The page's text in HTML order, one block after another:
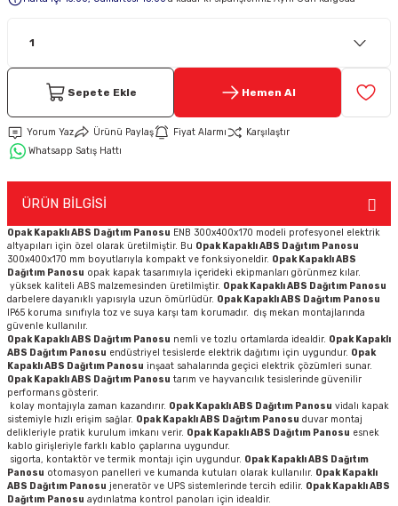
Hırsız Alarm Aksesuarlar
Sepete Ekle Hemen Al
Yorum Yaz Ürünü Paylaş Fiyat Alarmı
Karşılaştır
Whatsapp Satış Hattı
ÜRÜN BİLGİSİ
Opak Kapaklı ABS Dağıtım Panosu ENB 300x400x170 modeli profesyonel elektrik
altyapıları için özel olarak üretilmiştir. Bu Opak Kapaklı ABS Dağıtım Panosu
300x400x170 mm boyutlarıyla kompakt ve fonksiyoneldir. Opak Kapaklı ABS
Dağıtım Panosu opak kapak tasarımıyla içerideki ekipmanları görünmez kılar.
yüksek kaliteli ABS malzemesinden üretilmiştir. Opak Kapaklı ABS Dağıtım Panosu
darbelere dayanıklı yapısıyla uzun ömürlüdür. Opak Kapaklı ABS Dağıtım Panosu
IP65 koruma sınıfıyla toz ve suya karşı tam korumadır. dış mekan montajlarında
güvenle kullanılır.
Opak Kapaklı ABS Dağıtım Panosu nemli ve tozlu ortamlarda idealdir. Opak Kapaklı
ABS Dağıtım Panosu endüstriyel tesislerde elektrik dağıtımı için uygundur. Opak
Kapaklı ABS Dağıtım Panosu inşaat sahalarında geçici elektrik çözümleri sunar.
Opak Kapaklı ABS Dağıtım Panosu tarım ve hayvancılık tesislerinde güvenilir
performans gösterir.
kolay montajıyla zaman kazandırır. Opak Kapaklı ABS Dağıtım Panosu vidalı kapak
sistemiyle hızlı erişim sağlar. Opak Kapaklı ABS Dağıtım Panosu duvar montaj
delikleriyle pratik kurulum imkanı verir. Opak Kapaklı ABS Dağıtım Panosu esnek
kablo girişleriyle farklı kablo çaplarına uygundur.
sigorta, kontaktör ve termik montajı için uygundur. Opak Kapaklı ABS Dağıtım
Panosu otomasyon panelleri ve kumanda kutuları olarak kullanılır. Opak Kapaklı
ABS Dağıtım Panosu jeneratör ve UPS sistemlerinde tercih edilir. Opak Kapaklı ABS
Dağıtım Panosu aydınlatma kontrol panoları için idealdir.